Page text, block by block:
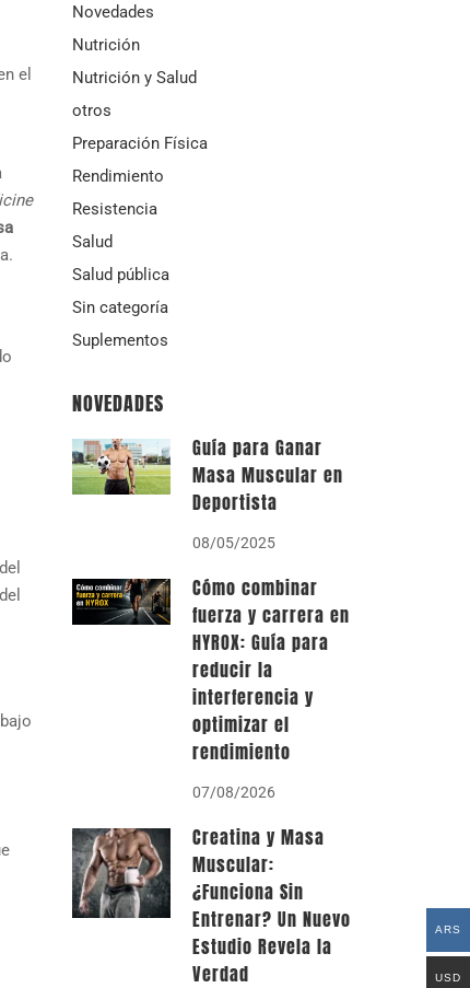
el
Novedades
Nutrición
Nutrición y Salud
otros
Preparación Física
Rendimiento
Resistencia
Salud
Salud pública
Sin categoría
Suplementos
NOVEDADES
Guía para Ganar
Masa Muscular en
Deportista
08/05/2025
Cómo combinar
fuerza y carrera en
HYROX: Guía para
reducir la
interferencia y
optimizar el
rendimiento
07/08/2026
Creatina y Masa
Muscular:
¿Funciona Sin
Entrenar? Un Nuevo
Estudio Revela la
Verdad
ARS
USD